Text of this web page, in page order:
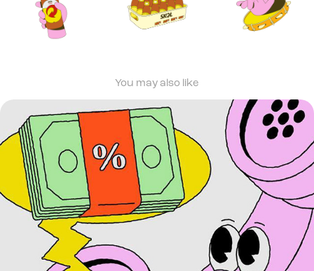
You may also like
Serasa